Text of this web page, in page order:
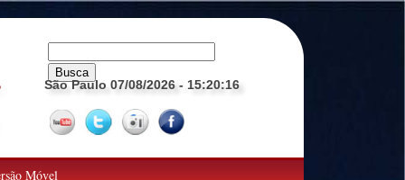
São Paulo 07/08/2026 - 15:20:17
Móvel